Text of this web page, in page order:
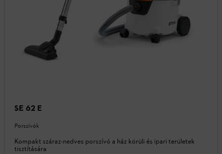
SE 62 E
Porszívók
Kompakt száraz-nedves porszívó a ház körüli és ipari területek
tisztítására